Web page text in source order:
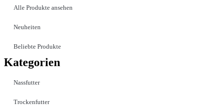
Alle Produkte ansehen
Neuheiten
Beliebte Produkte
Kategorien
Nassfutter
Trockenfutter